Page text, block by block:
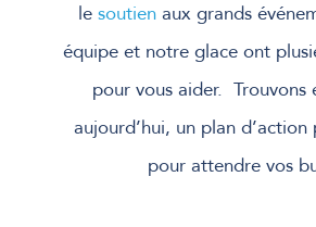
le soutien aux grands
équipe et notre glace ont
pour vous aider. Trouvons
aujourd’hui, un plan d’action
pour attendre vos